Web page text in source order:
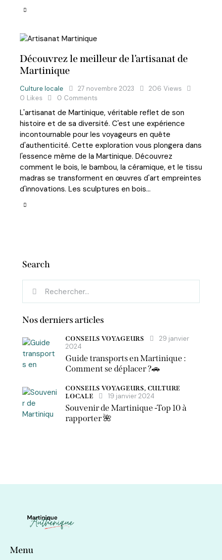
Découvrez le meilleur de l’artisanat de
Martinique
Culture locale 27 novembre 2023 206 Views
0 Likes 0 Comments
L'artisanat de Martinique, véritable reflet de son
histoire et de sa diversité. C'est une expérience
incontournable pour les voyageurs en quête
d'authenticité. Cette exploration vous plongera dans
l'essence même de la Martinique. Découvrez
comment le bois, le bambou, la céramique, et le tissu
madras se transforment en œuvres d'art empreintes
d'innovations. Les sculptures en bois…
Search
Nos derniers articles
CONSEILS VOYAGEURS
29 janvier
2024
Guide transports en Martinique :
Comment se déplacer ?🚗
CONSEILS VOYAGEURS, CULTURE
LOCALE
19 janvier 2024
Souvenir de Martinique -Top 10 à
rapporter 🌺
Menu